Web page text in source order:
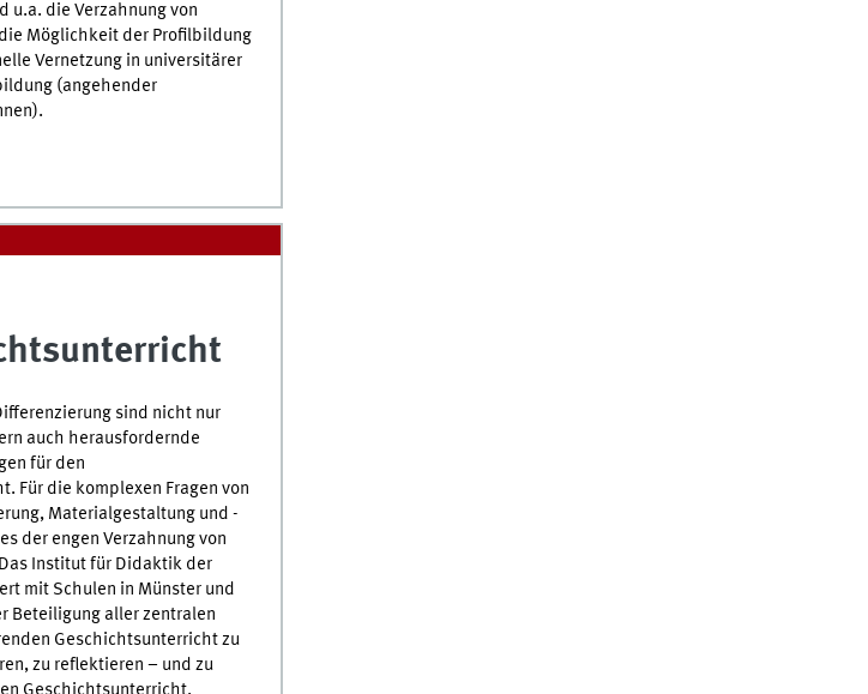
u.a. die Verzahnung von
Möglichkeit der Profilbildung
Vernetzung in universitärer
(angehender
sind nicht nur
auch herausfordernde
für den
Für die komplexen Fragen von
Materialgestaltung und -
der engen Verzahnung von
Institut für Didaktik der
mit Schulen in Münster und
Beteiligung aller zentralen
Geschichtsunterricht zu
zu reflektieren – und zu
Geschichtsunterricht.